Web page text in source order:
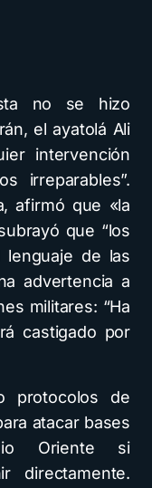
no se hizo
el ayatolá Ali
intervención
irreparables”.
afirmó que «la
que “los
de las
advertencia a
militares: “Ha
castigado por
protocolos de
atacar bases
Oriente si
directamente.